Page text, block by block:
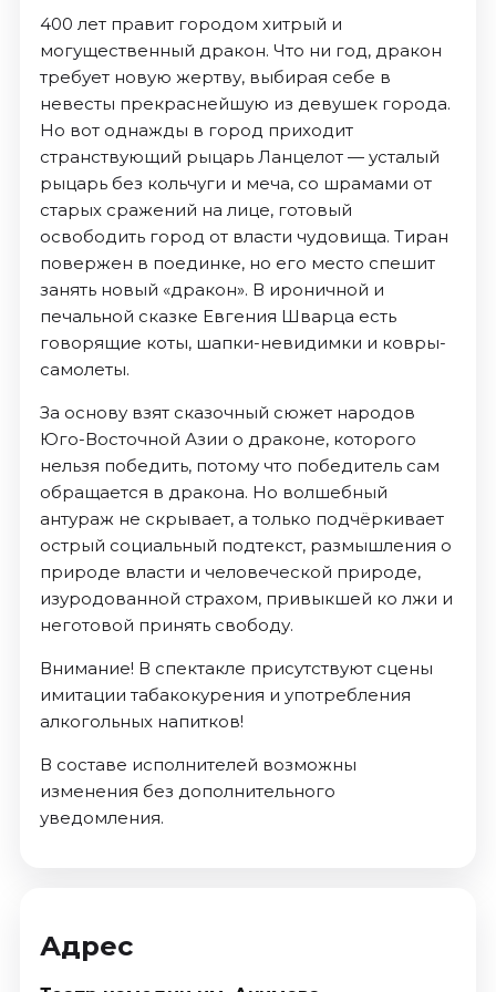
400 лет правит городом хитрый и
могущественный дракон. Что ни год, дракон
требует новую жертву, выбирая себе в
невесты прекраснейшую из девушек города.
Но вот однажды в город приходит
странствующий рыцарь Ланцелот — усталый
рыцарь без кольчуги и меча, со шрамами от
старых сражений на лице, готовый
освободить город от власти чудовища. Тиран
повержен в поединке, но его место спешит
занять новый «дракон». В ироничной и
печальной сказке Евгения Шварца есть
говорящие коты, шапки-невидимки и ковры-
самолеты.
За основу взят сказочный сюжет народов
Юго-Восточной Азии о драконе, которого
нельзя победить, потому что победитель сам
обращается в дракона. Но волшебный
антураж не скрывает, а только подчёркивает
острый социальный подтекст, размышления о
природе власти и человеческой природе,
изуродованной страхом, привыкшей ко лжи и
неготовой принять свободу.
Внимание! В спектакле присутствуют сцены
имитации табакокурения и употребления
алкогольных напитков!
В составе исполнителей возможны
изменения без дополнительного
уведомления.
Адрес